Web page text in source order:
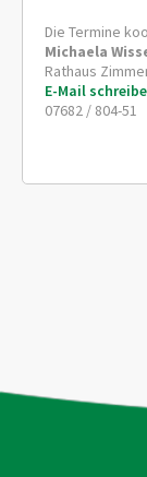
Die Termine
Michaela
Rathaus
E-Mail
07682 / 804-51